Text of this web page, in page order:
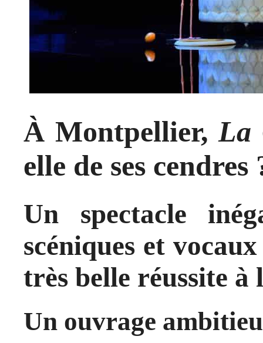
À Montpellier,La
elle de ses cendres
Un spectacle
scéniques et
très belle réussite à
Un ouvrage